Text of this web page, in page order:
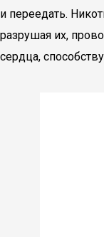
и переедать.
разрушая их,
сердца,